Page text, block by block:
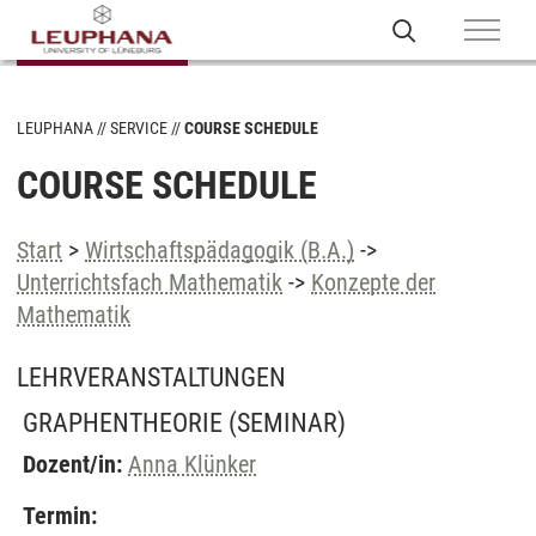
LEUPHANA SERVICE COURSE SCHEDULE
COURSE SCHEDULE
Start > Wirtschaftspädagogik (B.A.) ->
Unterrichtsfach Mathematik -> Konzepte der
Mathematik
LEHRVERANSTALTUNGEN
GRAPHENTHEORIE (SEMINAR)
Dozent/in: Anna Klünker
Termin: